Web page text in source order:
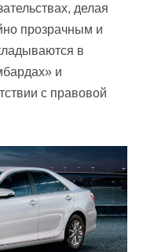
делая
прозрачным и
в
и
с правовой